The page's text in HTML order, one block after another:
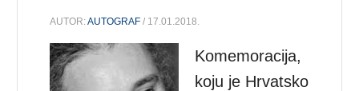
AUTOR:AUTOGRAF / 17.01.2018.
Komemoracija,
koju je Hrvatsko